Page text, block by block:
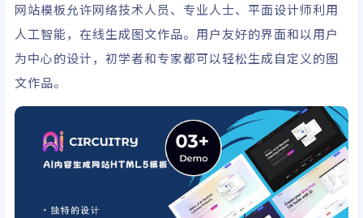
网站模板允许网络技术人员、专业人士、平面设计师利用
人工智能，在线生成图文作品。用户友好的界面和以用户
为中心的设计，初学者和专家都可以轻松生成自定义的图
文作品。